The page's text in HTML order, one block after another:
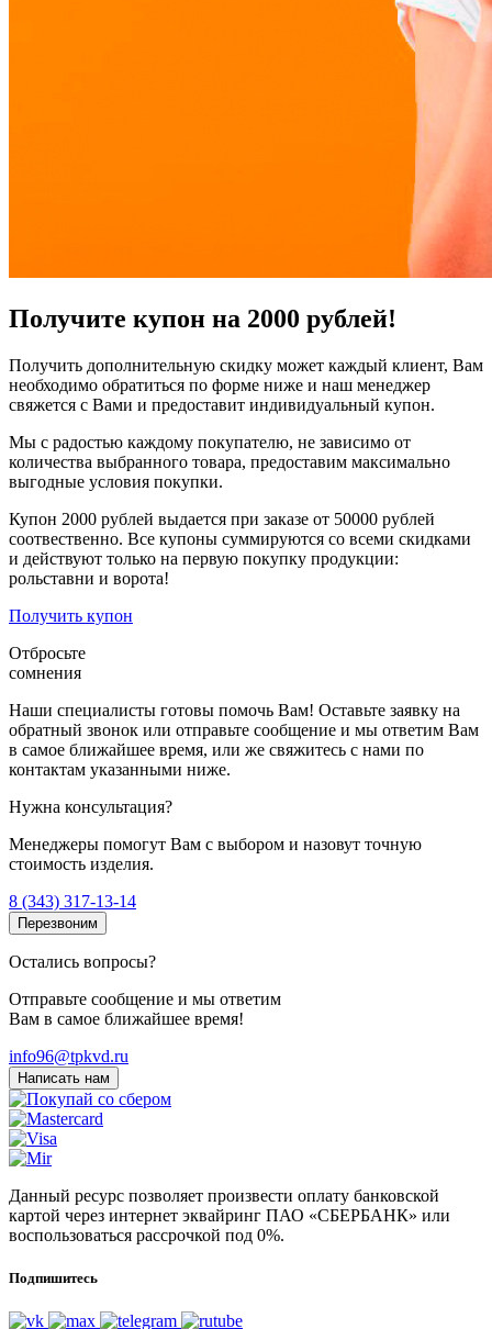
Получите купон на 2000 рублей!
Получить дополнительную скидку может каждый клиент, Вам
необходимо обратиться по форме ниже и наш менеджер
свяжется с Вами и предоставит индивидуальный купон.
Мы с радостью каждому покупателю, не зависимо от
количества выбранного товара, предоставим максимально
выгодные условия покупки.
Купон 2000 рублей выдается при заказе от 50000 рублей
соотвественно. Все купоны суммируются со всеми скидками
и действуют только на первую покупку продукции:
рольставни и ворота!
Получить купон
Отбросьте
сомнения
Наши специалисты готовы помочь Вам! Оставьте заявку на
обратный звонок или отправьте сообщение и мы ответим Вам
в самое ближайшее время, или же свяжитесь с нами по
контактам указанными ниже.
Нужна консультация?
Менеджеры помогут Вам с выбором и назовут точную
стоимость изделия.
8 (343) 317-13-14
Перезвоним
Остались вопросы?
Отправьте сообщение и мы ответим
Вам в самое ближайшее время!
info96@tpkvd.ru
Написать нам
Данный ресурс позволяет произвести оплату банковской
картой через интернет эквайринг ПАО «СБЕРБАНК» или
воспользоваться рассрочкой под 0%.
Подпишитесь